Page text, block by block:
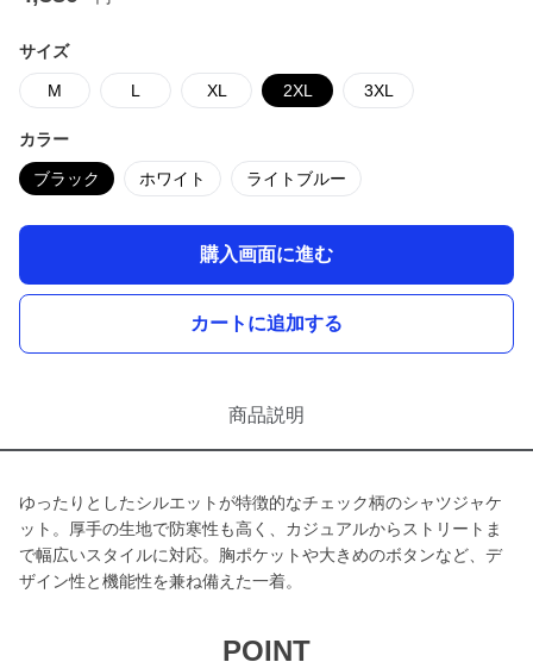
サイズ
M L XL 2XL 3XL
カラー
ブラック ホワイト ライトブルー
購入画面に進む
カートに追加する
商品説明
ゆったりとしたシルエットが特徴的なチェック柄のシャツジャケ
ット。厚手の生地で防寒性も高く、カジュアルからストリートま
で幅広いスタイルに対応。胸ポケットや大きめのボタンなど、デ
ザイン性と機能性を兼ね備えた一着。
POINT